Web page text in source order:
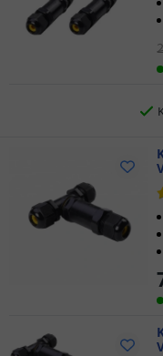
Gratis
Voor